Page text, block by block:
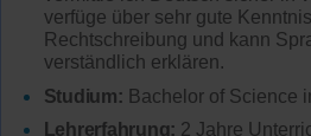
verfüge über sehr gute
Rechtschreibung und kann
verständlich erklären.
Studium: Bachelor of Science
Lehrerfahrung: 2 Jahre